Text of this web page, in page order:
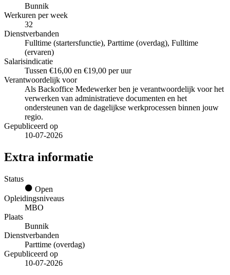
Bunnik
Werkuren per week
32
Dienstverbanden
Fulltime (startersfunctie), Parttime (overdag), Fulltime
(ervaren)
Salarisindicatie
Tussen €16,00 en €19,00 per uur
Verantwoordelijk voor
Als Backoffice Medewerker ben je verantwoordelijk voor het
verwerken van administratieve documenten en het
ondersteunen van de dagelijkse werkprocessen binnen jouw
regio.
Gepubliceerd op
10-07-2026
Extra informatie
Status
Open
Opleidingsniveaus
MBO
Plaats
Bunnik
Dienstverbanden
Parttime (overdag)
Gepubliceerd op
10-07-2026